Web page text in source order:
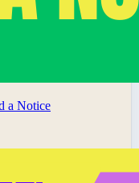
a Notice